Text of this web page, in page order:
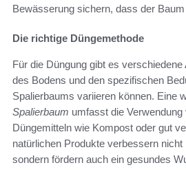
Bewässerung sichern, dass der
Die richtige Düngemethode
Für die Düngung gibt es
des Bodens und den spezifischen
Spalierbaums variieren können. Eine
Spalierbaum umfasst die
Düngemitteln wie Kompost oder gut
natürlichen Produkte verbessern nicht
sondern fördern auch ein gesundes